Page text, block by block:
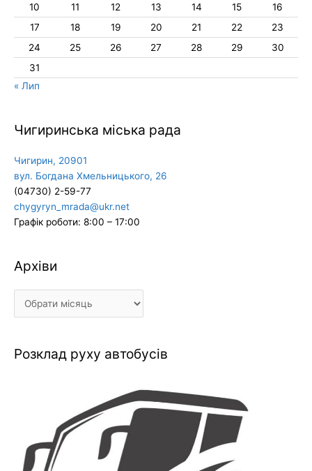
10
11 12 13 14 15
16
17
18 19 20 21 22
23
24
25 26 27 28 29
30
31
« Лип
Чигиринська міська рада
Чигирин, 20901
вул. Богдана Хмельницького, 26
(04730) 2-59-77
chygyryn_mrada@ukr.net
Графік роботи: 8:00 – 17:00
Архіви
Архіви
Розклад руху автобусів